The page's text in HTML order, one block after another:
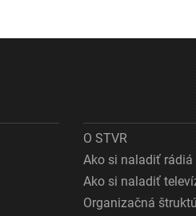
O STVR
Ako si naladiť rádiá
Ako si naladiť
Organizačná